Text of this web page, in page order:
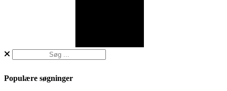
Populære søgninger